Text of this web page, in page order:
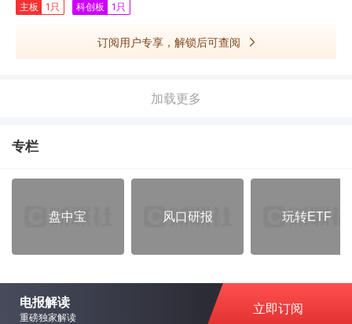
主板 1只 科创板 1只
订阅用户专享，解锁后可查阅
加载更多
专栏
盘中宝 风口研报 玩转ETF
电报解读
重磅独家解读
立即订阅